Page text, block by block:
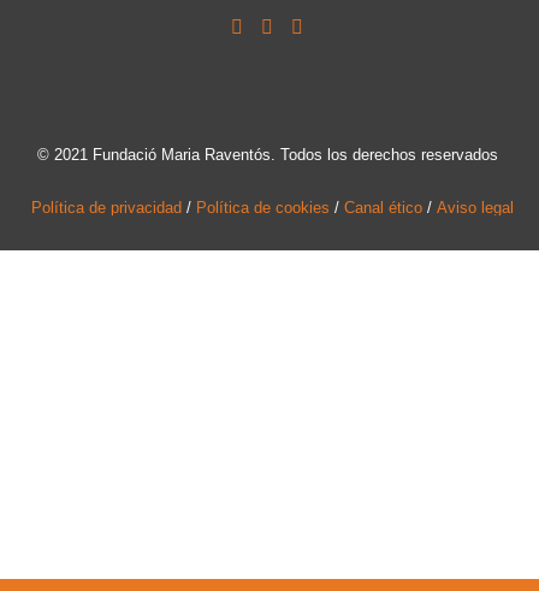
© 2021 Fundació Maria Raventós. Todos los derechos reservados
Política de privacidad / Política de cookies / Canal ético/ Aviso legal